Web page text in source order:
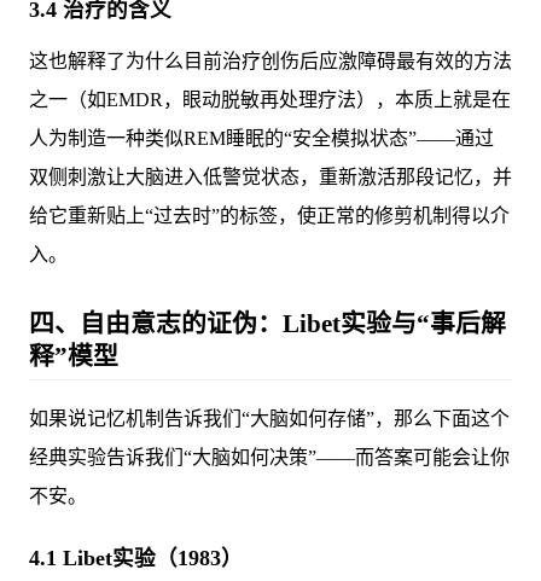
3.4 治疗的含义
这也解释了为什么目前治疗创伤后应激障碍最有效的方法
之一（如EMDR，眼动脱敏再处理疗法），本质上就是在
人为制造一种类似REM睡眠的“安全模拟状态”——通过
双侧刺激让大脑进入低警觉状态，重新激活那段记忆，并
给它重新贴上“过去时”的标签，使正常的修剪机制得以介
入。
四、自由意志的证伪：Libet实验与“事后解
释”模型
如果说记忆机制告诉我们“大脑如何存储”，那么下面这个
经典实验告诉我们“大脑如何决策”——而答案可能会让你
不安。
4.1 Libet实验（1983）